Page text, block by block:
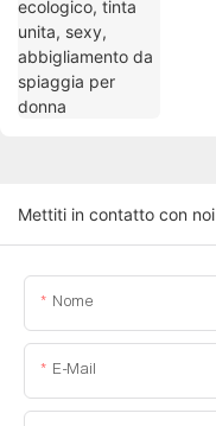
Mettiti in contatto con noi
Nome
E-Mail